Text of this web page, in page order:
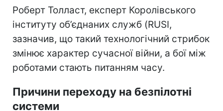
Роберт Толласт, експерт Королівського
інституту об’єднаних служб (RUSI,
зазначив, що такий технологічний стрибок
змінює характер сучасної війни, а бої між
роботами стають питанням часу.
Причини переходу на безпілотні
системи